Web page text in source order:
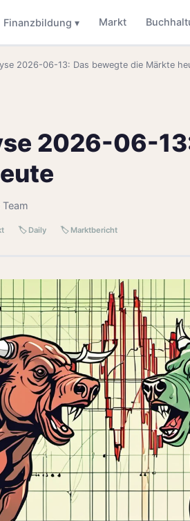
Finanzbildung ▾ Markt
2026-06-13: Das bewegte die Märkte
2026-06-
🏷️ Daily 🏷️ Marktbericht